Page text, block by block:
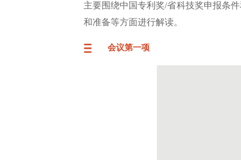
主要围绕中国专利奖/省科技奖申报条
和准备等方面进行解读。
会议第一项